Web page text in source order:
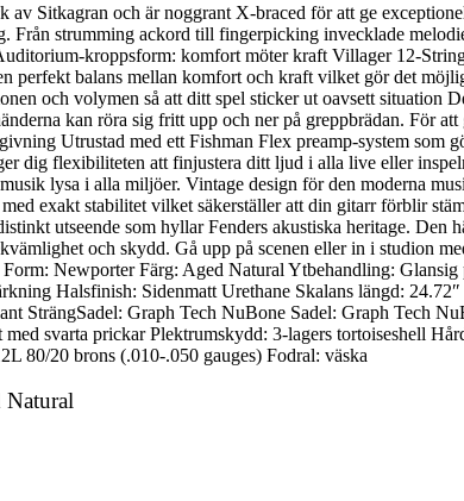
Sitkagran och är noggrant X-braced för att ge
Från strumming ackord till fingerpicking invecklade
kroppsform: komfort möter kraft Villager 12-
perfekt balans mellan komfort och kraft vilket gör det
och volymen så att ditt spel sticker ut oavsett situation
kan röra sig fritt upp och ner på greppbrädan. För
Utrustad med ett Fishman Flex preamp-system som
dig flexibiliteten att finjustera ditt ljud i alla live eller
lysa i alla miljöer. Vintage design för den moderna
exakt stabilitet vilket säkerställer att din gitarr förblir
utseende som hyllar Fenders akustiska heritage.
och skydd. Gå upp på scenen eller in i studion
Newporter Färg: Aged Natural Ytbehandling:
Halsfinish: Sidenmatt Urethane Skalans längd:
SträngSadel: Graph Tech NuBone Sadel: Graph Tech
svarta prickar Plektrumskydd: 3-lagers tortoiseshell
80/20 brons (.010-.050 gauges) Fodral: väska
Natural